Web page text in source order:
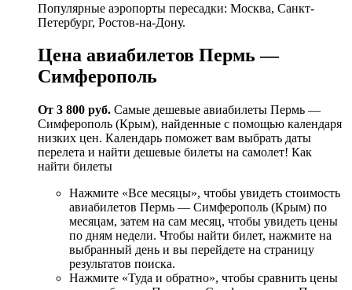
Популярные аэропорты пересадки: Москва, Санкт-
Петербург, Ростов-на-Дону.
Цена авиабилетов Пермь —
Симферополь
От 3 800 руб. Cамые дешевые авиабилеты Пермь —
Симферополь (Крым), найденные с помощью календаря
низких цен. Календарь поможет вам выбрать даты
перелета и найти дешевые билеты на самолет! Как
найти билеты
Нажмите «Все месяцы», чтобы увидеть стоимость
авиабилетов Пермь — Симферополь (Крым) по
месяцам, затем на сам месяц, чтобы увидеть цены
по дням недели. Чтобы найти билет, нажмите на
выбранный день и вы перейдете на страницу
результатов поиска.
Нажмите «Туда и обратно», чтобы сравнить цены